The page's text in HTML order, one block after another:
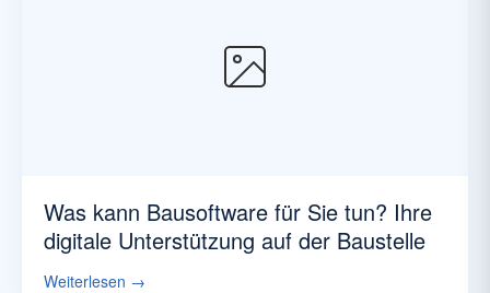
Was kann Bausoftware für Sie tun? Ihre
digitale Unterstützung auf der Baustelle
Weiterlesen →